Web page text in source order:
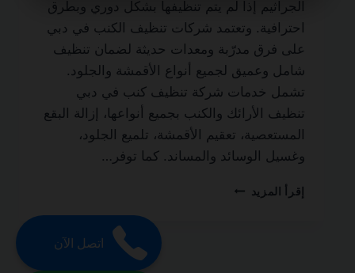
الجراثيم إذا لم يتم تنظيفها بشكل دوري وبطرق
احترافية. وتعتمد شركات تنظيف الكنب في دبي
على فرق مدرّبة ومعدات حديثة لضمان تنظيف
شامل وعميق لجميع أنواع الأقمشة والجلود.
تشمل خدمات شركة تنظيف كنب في دبي
تنظيف الأرائك والكنب بجميع أنواعها، إزالة البقع
المستعصية، تعقيم الأقمشة، تلميع الجلود،
وغسيل الوسائد والمساند. كما توفر…
إقرأ المزيد شركة
اتصل الآن